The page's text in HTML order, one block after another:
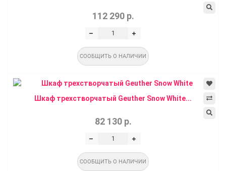
112 290 р.
СООБЩИТЬ О НАЛИЧИИ
Шкаф трехстворчатый Geuther Snow White...
82 130 р.
СООБЩИТЬ О НАЛИЧИИ